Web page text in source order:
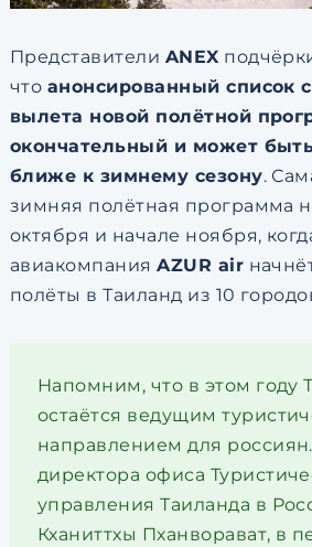
Представители ANEX
что анонсированный список
вылета новой полётной
окончательный и может
ближе к зимнему сезону.
зимняя полётная программа
октября и начале ноября,
авиакомпанияAZUR air
полёты в Таиланд из 10
Напомним, что в этом году
остаётся ведущим
направлением для
директора офиса
управления Таиланда в
Кханиттхы Пханворават, в